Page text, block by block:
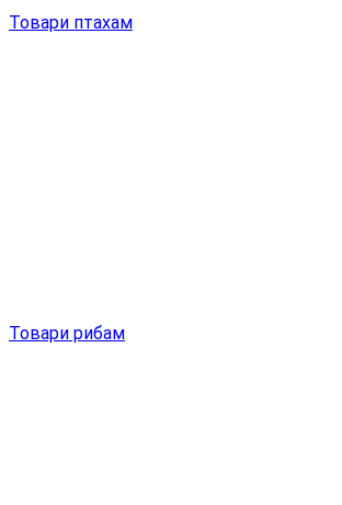
Товари птахам
Товари рибам